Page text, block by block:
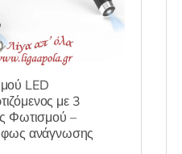
LED
με 3
Φωτισμού –
φως ανάγνωσης